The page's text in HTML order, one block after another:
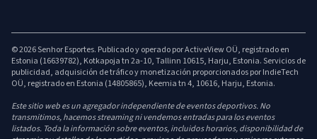
© 2026 Senhor Esportes. Publicado y operado por ActiveView OÜ, registrado en
Estonia (16639782), Kotkapoja tn 2a-10, Tallinn 10615, Harju, Estonia. Servicios de
publicidad, adquisición de tráfico y monetización proporcionados por IndieTech
OÜ, registrado en Estonia (14805865), Keemia tn 4, 10616, Harju, Estonia.
Este sitio web es un agregador independiente de eventos deportivos. No
transmitimos, hacemos streaming ni vendemos entradas para los eventos
listados. Toda la información sobre eventos, incluidos horarios, disponibilidad de